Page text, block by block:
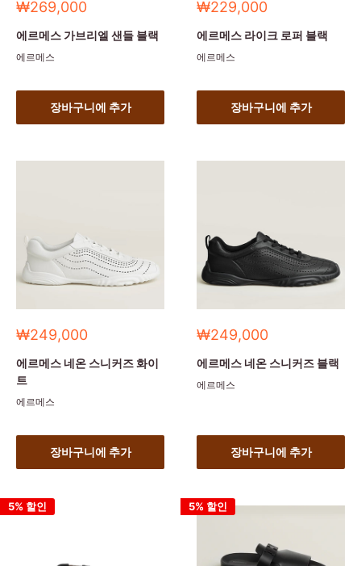
세
가
₩269,000
에르메스 가브리엘 샌들 블랙
에르메스
장바구니에 추가
세
가
₩229,000
에르메스 라이크 로퍼 블랙
에르메스
장바구니에 추가
세
가
₩249,000
에르메스 네온 스니커즈 화이
트
에르메스
장바구니에 추가
세
가
₩249,000
에르메스 네온 스니커즈 블랙
에르메스
장바구니에 추가
5% 할인 5% 할인